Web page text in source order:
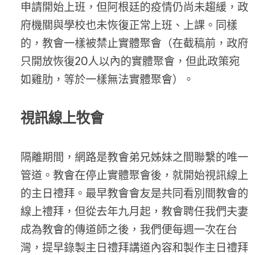
申請開始上班，但阿根廷的疫情仍尚未趨緩，政
府機關與學校也未恢復正常上班、上課。同樣
的，教會一樣被禁止實體聚會（在截稿前，政府
只開放恢復20人以內的實體聚會，但此政策宛
如雞肋，等於一樣無法實體聚會）。
視訊線上牧會
隔離期間，網路是教會弟兄姊妹之間聯繫的唯一
管道。教會在停止實體聚會後，就開始視訊線上
的主日禮拜。最早教會會友是共同看別間教會的
線上禮拜，但從去年九月起，教會聘任我們夫妻
成為教會的傳道師之後，我們便每週一次在台
灣，提早錄製主日禮拜講道內容和製作主日禮拜